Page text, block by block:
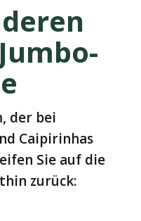
der bei
Caipirinhas
Sie auf die
zurück: